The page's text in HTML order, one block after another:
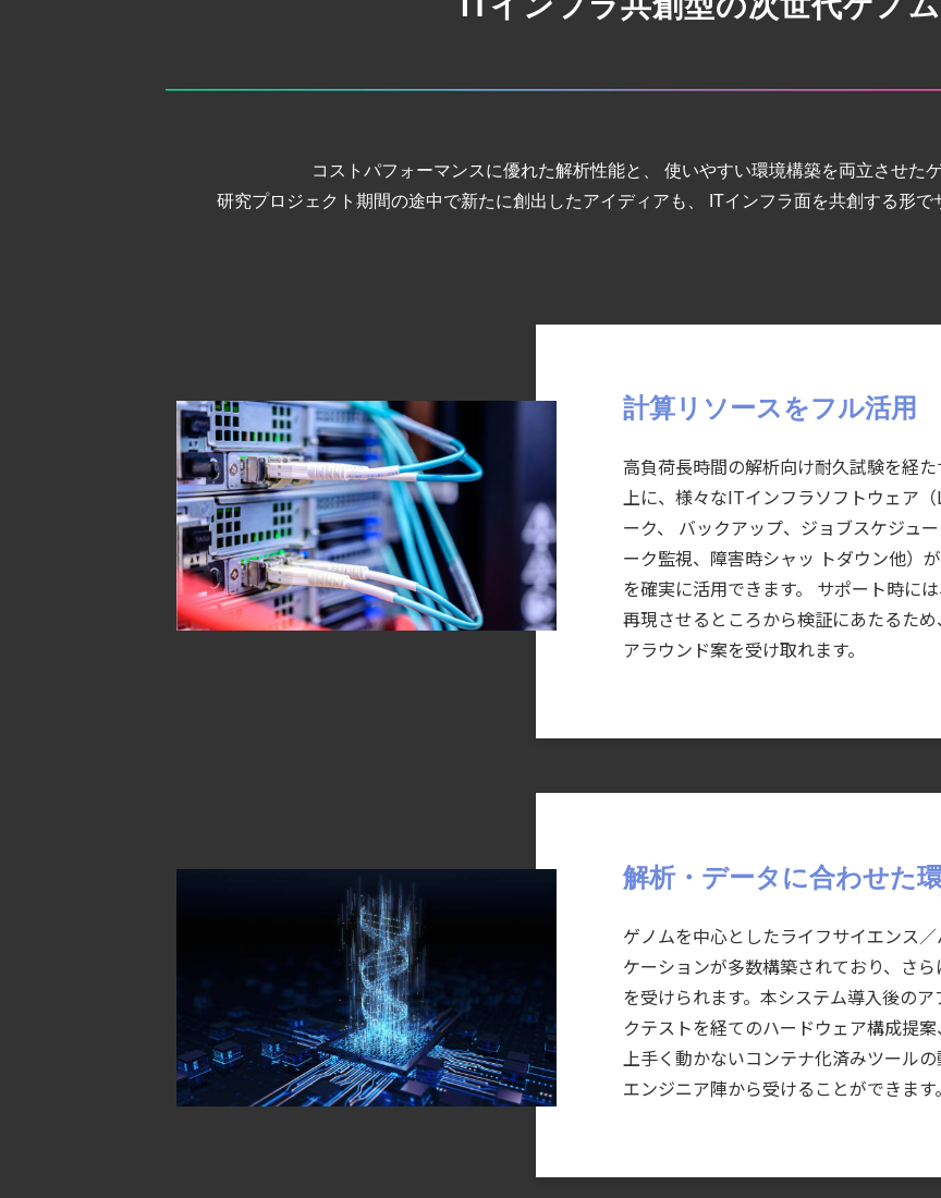
コストパフォーマンスに優れた解析性能と、 使いやすい環境構築を両⽴させた
研究プロジェクト期間の途中で新たに創出したアイディアも、 ITインフラ⾯を共創する形で
計算リソースをフル活⽤
⾼負荷⻑時間の解析向け耐久試験を経
上に、様々なITインフラソフトウェア
ーク、 バックアップ、ジョブスケジュ
ーク監視、障害時シャッ トダウン他）
を確実に活⽤できます。 サポート時に
再現させるところから検証にあたるた
アラウンド案を受け取れます。
解析・データに合わせた
ゲノムを中⼼としたライフサイエンス
ケーションが多数構築されており、さ
を受けられます。本システム導⼊後の
クテストを経てのハードウェア構成提
上⼿く動かないコンテナ化済みツール
エンジニア陣から受けることができます。